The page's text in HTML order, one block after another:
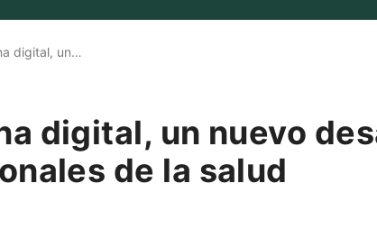
digital, un…
digital, un nuevo
de la salud